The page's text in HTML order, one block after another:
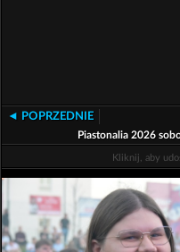
◄ POPRZEDNIE
Piastonalia 2026
Kliknij, aby